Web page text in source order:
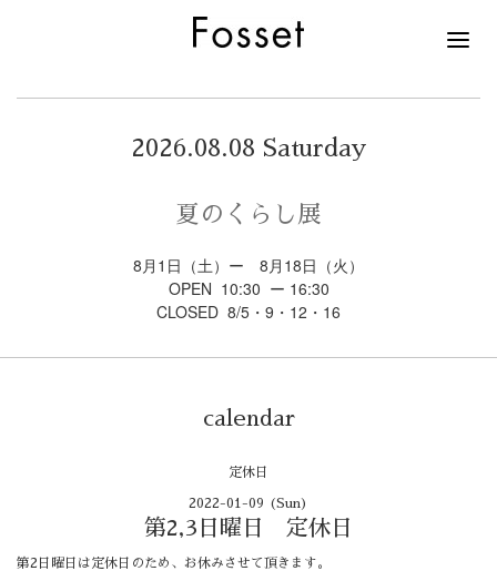
2026.08.08 Saturday
夏のくらし展
8月1日（土）ー 8月18日（火）
OPEN 10:30 ー 16:30
CLOSED 8/5・9・12・16
calendar
定休日
2022-01-09 (Sun)
第2,3日曜日 定休日
第2日曜日は定休日のため、お休みさせて頂きます。